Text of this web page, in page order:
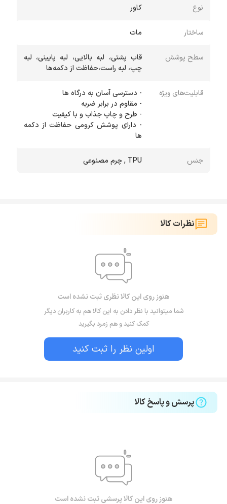
نوع کاور
ساختار مات
سطح پوشش
قاب پشتی، لبه بالایی، لبه پایینی، لبه
چپ، لبه راست،حفاظت از دکمه‌ها
قابلیت‌های ویژه
- دسترسی آسان به درگاه ها
- طرح و چاپ جذاب و با کیفیت
- دارای پوشش کرومی حفاظت از دکمه
ها
جنس TPU , چرم مصنوعی
نظرات کالا
هنوز روی این کالا نظری ثبت نشده است
شما میتوانید با نظر دادن به این کالا هم به کاربران دیگر
کمک کنید و هم زمرد بگیرید
اولین نظر را ثبت کنید
پرسش و پاسخ کالا
هنوز روی این کالا پرسشی ثبت نشده است